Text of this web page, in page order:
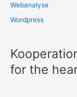
Webanalyse
Wordpress
for the